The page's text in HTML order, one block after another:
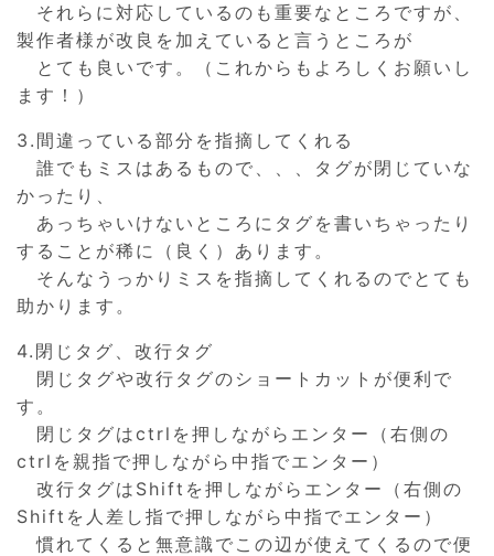
それらに対応しているのも重要なところですが、
製作者様が改良を加えていると言うところが
とても良いです。（これからもよろしくお願いし
ます！）
3.間違っている部分を指摘してくれる
誰でもミスはあるもので、、、タグが閉じていな
かったり、
あっちゃいけないところにタグを書いちゃったり
することが稀に（良く）あります。
そんなうっかりミスを指摘してくれるのでとても
助かります。
4.閉じタグ、改行タグ
閉じタグや改行タグのショートカットが便利で
す。
閉じタグはctrlを押しながらエンター（右側の
ctrlを親指で押しながら中指でエンター）
改行タグはShiftを押しながらエンター（右側の
Shiftを人差し指で押しながら中指でエンター）
慣れてくると無意識でこの辺が使えてくるので便